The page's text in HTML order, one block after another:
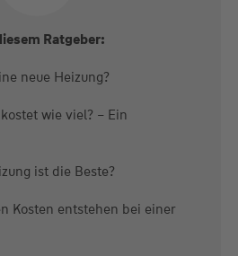
Ratgeber:
neue Heizung?
wie viel? – Ein
ist die Beste?
Kosten entstehen bei einer